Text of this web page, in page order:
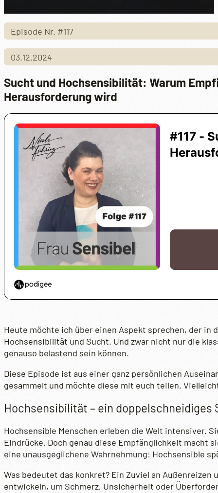
Episode Nr. #117
03.12.2024
Sucht und Hochsensibilität: Warum
Herausforderung wird
Heute möchte ich über einen Aspekt sprechen, der in
Hochsensibilität und Sucht. Und zwar nicht nur die
genauso belastend sein können.
Diese Episode ist aus einer ganz persönlichen
gesammelt und möchte diese mit euch teilen.
Hochsensibilität – ein doppelschneidiges
Hochsensible Menschen erleben die Welt intensiver.
Eindrücke. Doch genau diese Empfänglichkeit macht
eine unausgeglichene Wahrnehmung: Hochsensible
Was bedeutet das konkret? Ein Zuviel an Außenreizen
entwickeln, um Schmerz, Unsicherheit oder